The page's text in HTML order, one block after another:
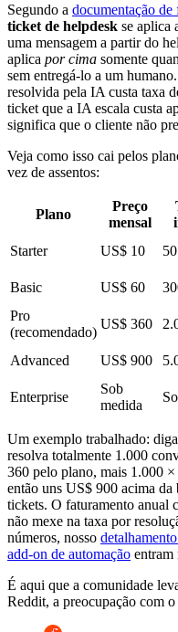
Segundo a documentação
ticket de helpdesk se aplica
uma mensagem a partir do
aplica por cima somente
sem entregá-lo a um
resolvida pela IA custa taxa
ticket que a IA escala custa
significa que o cliente não
Veja como isso cai pelos
vez de assentos:
Plano
Preço
mensal
Starter
US$ 10 50
Basic
US$ 60
Pro
(recomendado)
US$ 360
Advanced
US$ 900
Enterprise
Sob
medida
Um exemplo trabalhado:
resolva totalmente 1.000
360 pelo plano, mais 1.000
então uns US$ 900 acima da
tickets. O faturamento anual
não mexe na taxa por
números, nosso
add-on de automação entram
É aqui que a comunidade
Reddit, a preocupação com